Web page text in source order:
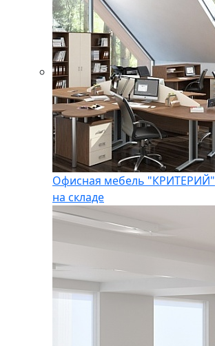
Офисная мебель "КРИТЕРИЙ"
на складе